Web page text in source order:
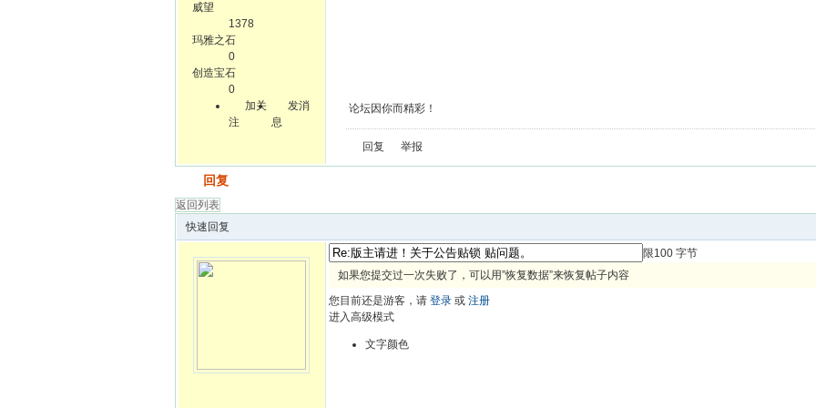
威望
1378
玛雅之石
0
创造宝石
0
加关
注
发消
息
论坛因你而精彩！
回复 举报
回复
返回列表
快速回复
限100 字节
如果您提交过一次失败了，可以用”恢复数据”来恢复帖子内容
您目前还是游客，请 登录 或 注册
进入高级模式
文字颜色